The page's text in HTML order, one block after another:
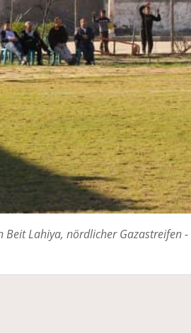
Lahiya, nördlicher